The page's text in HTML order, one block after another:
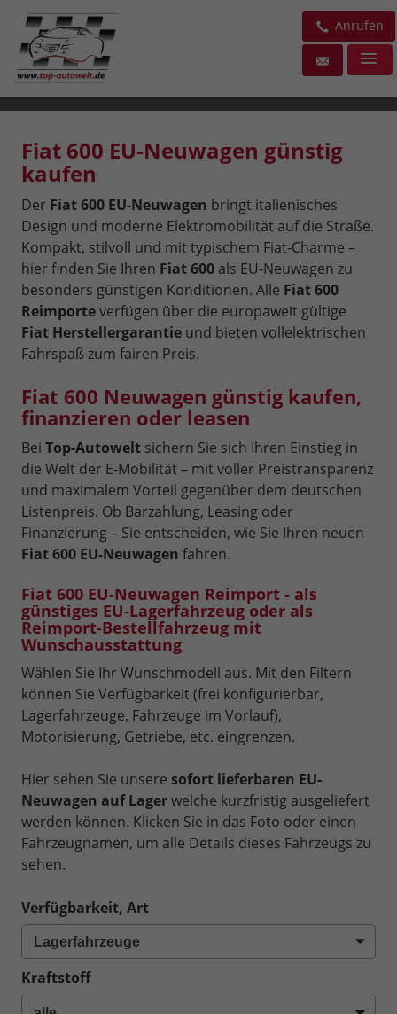
Anrufen
Fiat 600 EU-Neuwagen günstig
kaufen
Der Fiat 600 EU-Neuwagen bringt italienisches
Design und moderne Elektromobilität auf die Straße.
Kompakt, stilvoll und mit typischem Fiat-Charme –
hier finden Sie Ihren Fiat 600 als EU-Neuwagen zu
besonders günstigen Konditionen. Alle Fiat 600
Reimporteverfügen über die europaweit gültige
Fiat Herstellergarantie und bieten vollelektrischen
Fahrspaß zum fairen Preis.
Fiat 600 Neuwagen günstig kaufen,
finanzieren oder leasen
Bei Top-Autowelt sichern Sie sich Ihren Einstieg in
die Welt der E-Mobilität – mit voller Preistransparenz
und maximalem Vorteil gegenüber dem deutschen
Listenpreis. Ob Barzahlung, Leasing oder
Finanzierung – Sie entscheiden, wie Sie Ihren neuen
Fiat 600 EU-Neuwagen fahren.
Fiat 600 EU-Neuwagen Reimport - als
günstiges EU-Lagerfahrzeug oder als
Reimport-Bestellfahrzeug mit
Wunschausstattung
Wählen Sie Ihr Wunschmodell aus. Mit den Filtern
können Sie Verfügbarkeit (frei konfigurierbar,
Lagerfahrzeuge, Fahrzeuge im Vorlauf),
Motorisierung, Getriebe, etc. eingrenzen.
Hier sehen Sie unsere sofort lieferbaren EU-
Neuwagen auf Lagerwelche kurzfristig ausgeliefert
werden können. Klicken Sie in das Foto oder einen
Fahrzeugnamen, um alle Details dieses Fahrzeugs zu
sehen.
Verfügbarkeit, Art
Kraftstoff